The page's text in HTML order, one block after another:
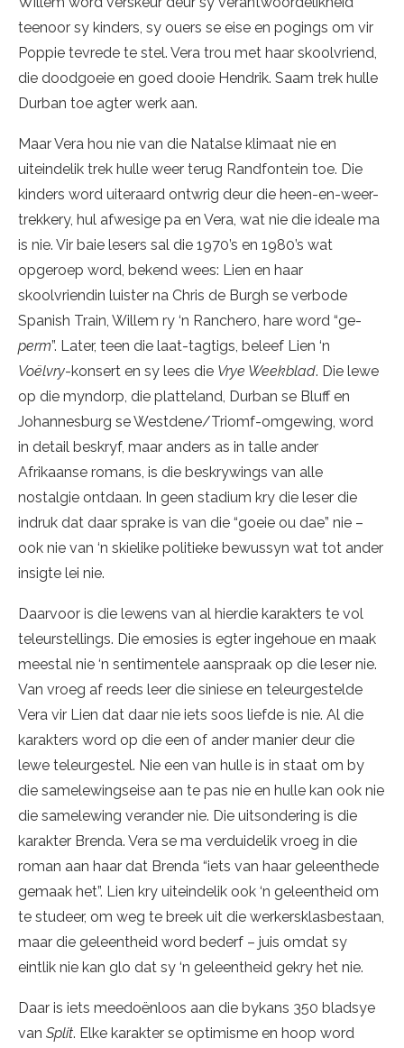
teenoor sy kinders, sy ouers se eise en pogings om vir
Poppie tevrede te stel. Vera trou met haar skoolvriend,
die doodgoeie en goed dooie Hendrik. Saam trek hulle
Durban toe agter werk aan.
Maar Vera hou nie van die Natalse klimaat nie en
uiteindelik trek hulle weer terug Randfontein toe. Die
kinders word uiteraard ontwrig deur die heen-en-weer-
trekkery, hul afwesige pa en Vera, wat nie die ideale ma
is nie. Vir baie lesers sal die 1970’s en 1980’s wat
opgeroep word, bekend wees: Lien en haar
skoolvriendin luister na Chris de Burgh se verbode
Spanish Train, Willem ry ‘n Ranchero, hare word “ge-
perm”. Later, teen die laat-tagtigs, beleef Lien ‘n
Voëlvry-konsert en sy lees die Vrye Weekblad. Die lewe
op die myndorp, die platteland, Durban se Bluff en
Johannesburg se Westdene/Triomf-omgewing, word
in detail beskryf, maar anders as in talle ander
Afrikaanse romans, is die beskrywings van alle
nostalgie ontdaan. In geen stadium kry die leser die
indruk dat daar sprake is van die “goeie ou dae” nie –
ook nie van ‘n skielike politieke bewussyn wat tot ander
insigte lei nie.
Daarvoor is die lewens van al hierdie karakters te vol
teleurstellings. Die emosies is egter ingehoue en maak
meestal nie ‘n sentimentele aanspraak op die leser nie.
Van vroeg af reeds leer die siniese en teleurgestelde
Vera vir Lien dat daar nie iets soos liefde is nie. Al die
karakters word op die een of ander manier deur die
lewe teleurgestel. Nie een van hulle is in staat om by
die samelewingseise aan te pas nie en hulle kan ook nie
die samelewing verander nie. Die uitsondering is die
karakter Brenda. Vera se ma verduidelik vroeg in die
roman aan haar dat Brenda “iets van haar geleenthede
gemaak het”. Lien kry uiteindelik ook ‘n geleentheid om
te studeer, om weg te breek uit die werkersklasbestaan,
maar die geleentheid word bederf – juis omdat sy
eintlik nie kan glo dat sy ‘n geleentheid gekry het nie.
Daar is iets meedoënloos aan die bykans 350 bladsye
van Split. Elke karakter se optimisme en hoop word